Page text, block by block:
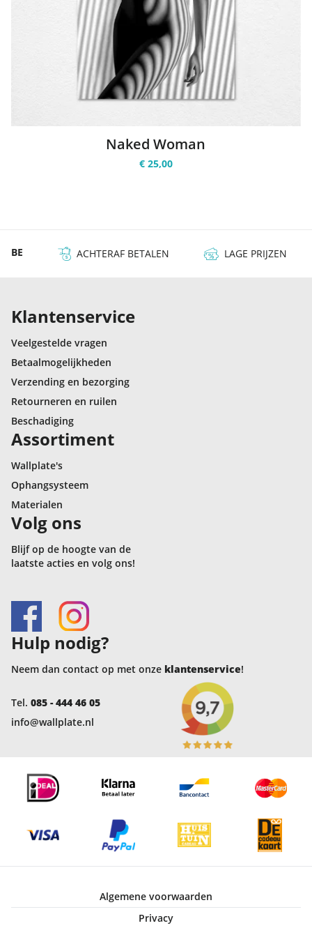
Naked Woman
€ 25,00
BE ACHTERAF BETALEN LAGE PRIJZEN
Klantenservice
Veelgestelde vragen
Betaalmogelijkheden
Verzending en bezorging
Retourneren en ruilen
Beschadiging
Assortiment
Wallplate's
Ophangsysteem
Materialen
Volg ons
Blijf op de hoogte van de
laatste acties en volg ons!
Hulp nodig?
Neem dan contact op met onze klantenservice!
Tel. 085 - 444 46 05
info@wallplate.nl
Algemene voorwaarden
Privacy